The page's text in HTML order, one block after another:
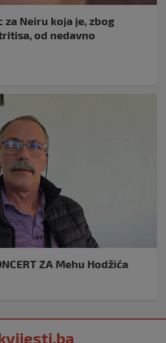
za Neiru koja je, zbog
od nedavno
ZA Mehu Hodžića